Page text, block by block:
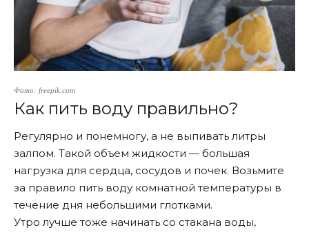
Фото: freepik.com
Как пить воду правильно?
Регулярно и понемногу, а не выпивать литры
залпом. Такой объем жидкости — большая
нагрузка для сердца, сосудов и почек. Возьмите
за правило пить воду комнатной температуры в
течение дня небольшими глотками.
Утро лучше тоже начинать со стакана воды,